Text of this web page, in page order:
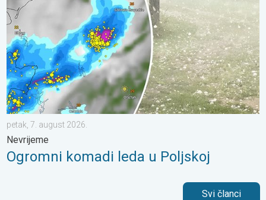
petak, 7. august 2026.
Nevrijeme
Ogromni komadi leda u Poljskoj
Svi članci